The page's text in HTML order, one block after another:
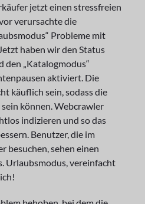
jetzt einen stressfreien
verursachte die
Probleme mit
haben wir den Status
den „Katalogmodus“
aktiviert. Die
käuflich sein, sodass die
können. Webcrawler
indizieren und so das
Benutzer, die im
besuchen, sehen einen
Urlaubsmodus, vereinfacht